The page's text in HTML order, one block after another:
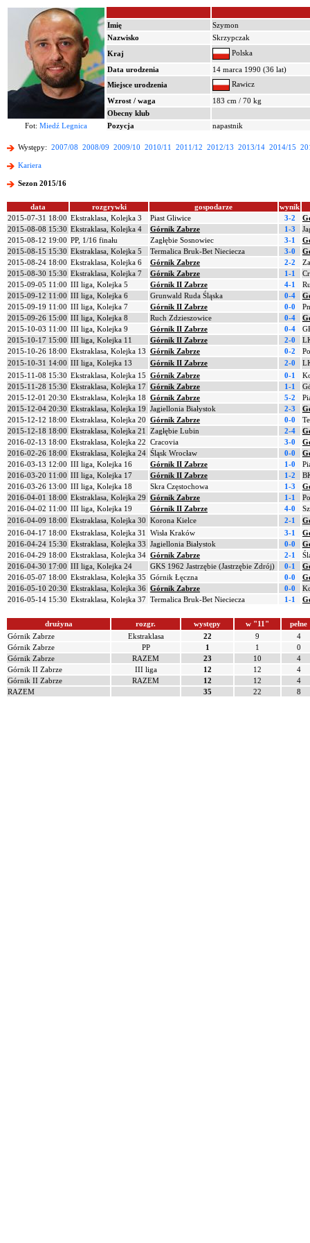
Imię
Szymon
Nazwisko
Skrzypczak
Kraj
Polska
Data urodzenia
14 marca 1990 (36 lat)
Miejsce urodzenia
Rawicz
Wzrost / waga
183 cm / 70 kg
Obecny klub
Fot: Miedź Legnica Pozycja napastnik
Występy: 2007/08 2008/09 2009/10 2010/11 2011/12 2012/13 2013/14 2014/15
Kariera
Sezon 2015/16
data rozgrywki gospodarze
wynik
2015-07-31 18:00 Ekstraklasa, Kolejka 3 Piast Gliwice 3-2
2015-08-08 15:30 Ekstraklasa, Kolejka 4 Górnik Zabrze 1-3
2015-08-12 19:00 PP, 1/16 finału Zagłębie Sosnowiec 3-1
2015-08-15 15:30 Ekstraklasa, Kolejka 5 Termalica Bruk-Bet Nieciecza 3-0
2015-08-24 18:00 Ekstraklasa, Kolejka 6 Górnik Zabrze 2-2
2015-08-30 15:30 Ekstraklasa, Kolejka 7 Górnik Zabrze 1-1
2015-09-05 11:00 III liga, Kolejka 5 Górnik II Zabrze 4-1
2015-09-12 11:00 III liga, Kolejka 6 Grunwald Ruda Śląska 0-4
2015-09-19 11:00 III liga, Kolejka 7 Górnik II Zabrze 0-0
2015-09-26 15:00 III liga, Kolejka 8 Ruch Zdzieszowice 0-4
2015-10-03 11:00 III liga, Kolejka 9 Górnik II Zabrze 0-4
2015-10-17 15:00 III liga, Kolejka 11 Górnik II Zabrze 2-0
2015-10-26 18:00 Ekstraklasa, Kolejka 13 Górnik Zabrze 0-2
2015-10-31 14:00 III liga, Kolejka 13 Górnik II Zabrze 2-0
2015-11-08 15:30 Ekstraklasa, Kolejka 15 Górnik Zabrze 0-1
2015-11-28 15:30 Ekstraklasa, Kolejka 17 Górnik Zabrze 1-1
2015-12-01 20:30 Ekstraklasa, Kolejka 18 Górnik Zabrze 5-2
2015-12-04 20:30 Ekstraklasa, Kolejka 19 Jagiellonia Białystok 2-3
2015-12-12 18:00 Ekstraklasa, Kolejka 20 Górnik Zabrze 0-0
2015-12-18 18:00 Ekstraklasa, Kolejka 21 Zagłębie Lubin 2-4
2016-02-13 18:00 Ekstraklasa, Kolejka 22 Cracovia 3-0
2016-02-26 18:00 Ekstraklasa, Kolejka 24 Śląsk Wrocław 0-0
2016-03-13 12:00 III liga, Kolejka 16 Górnik II Zabrze 1-0
2016-03-20 11:00 III liga, Kolejka 17 Górnik II Zabrze 1-2
2016-03-26 13:00 III liga, Kolejka 18 Skra Częstochowa 1-3
2016-04-01 18:00 Ekstraklasa, Kolejka 29 Górnik Zabrze 1-1
2016-04-02 11:00 III liga, Kolejka 19 Górnik II Zabrze 4-0
2016-04-09 18:00 Ekstraklasa, Kolejka 30 Korona Kielce 2-1
2016-04-17 18:00 Ekstraklasa, Kolejka 31 Wisła Kraków 3-1
2016-04-24 15:30 Ekstraklasa, Kolejka 33 Jagiellonia Białystok 0-0
2016-04-29 18:00 Ekstraklasa, Kolejka 34 Górnik Zabrze 2-1
2016-04-30 17:00 III liga, Kolejka 24 GKS 1962 Jastrzębie (Jastrzębie Zdrój) 0-1
2016-05-07 18:00 Ekstraklasa, Kolejka 35 Górnik Łęczna 0-0
2016-05-10 20:30 Ekstraklasa, Kolejka 36 Górnik Zabrze 0-0
2016-05-14 15:30 Ekstraklasa, Kolejka 37 Termalica Bruk-Bet Nieciecza 1-1
drużyna rozgr. występy w "11"
pełne
Górnik Zabrze
Ekstraklasa 22 9
4
Górnik Zabrze
PP 1 1
0
Górnik Zabrze
RAZEM 23 10
4
Górnik II Zabrze
III liga 12 12
4
Górnik II Zabrze
RAZEM 12 12
4
RAZEM
35 22 8